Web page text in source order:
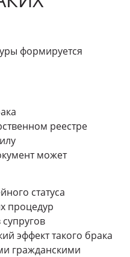
формируется
реестре
может
статуса
процедур
эффект такого брака
гражданскими